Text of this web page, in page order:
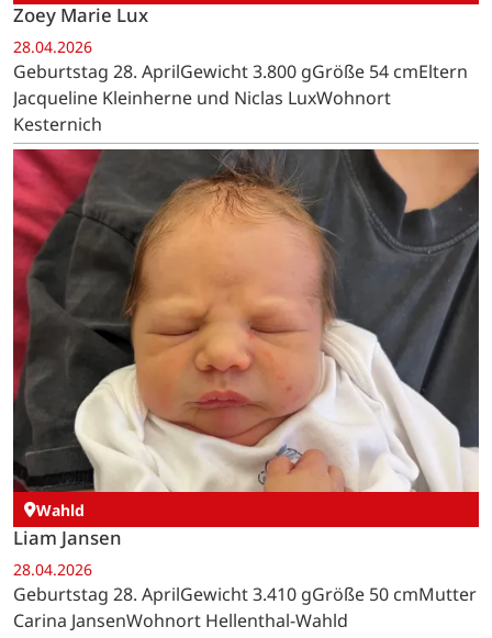
Zoey Marie Lux
28.04.2026
Geburtstag 28. AprilGewicht 3.800 gGröße 54 cmEltern
Jacqueline Kleinherne und Niclas LuxWohnort
Kesternich
Wahld
Liam Jansen
28.04.2026
Geburtstag 28. AprilGewicht 3.410 gGröße 50 cmMutter
Carina JansenWohnort Hellenthal-Wahld